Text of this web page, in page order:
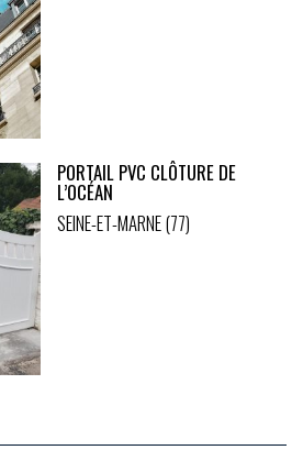
PORTAIL PVC CLÔTURE DE
L’OCÉAN
SEINE-ET-MARNE (77)